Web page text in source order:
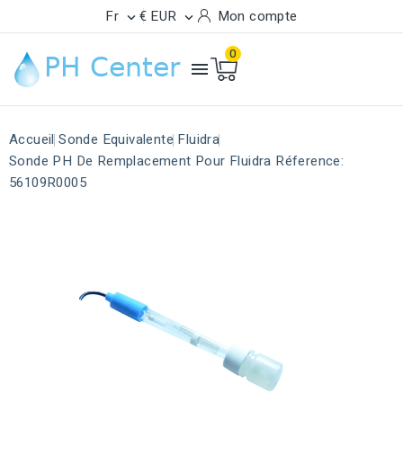
Fr  € EUR  Mon compte

0
Accueil Sonde Equivalente Fluidra
Sonde PH De Remplacement Pour Fluidra Réference:
56109R0005